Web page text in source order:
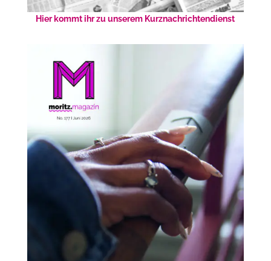
Hier kommt ihr zu unserem Kurznachrichtendienst